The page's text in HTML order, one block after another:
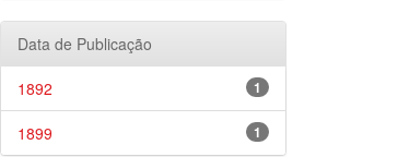
Data de Publicação
1
1892
1
1899